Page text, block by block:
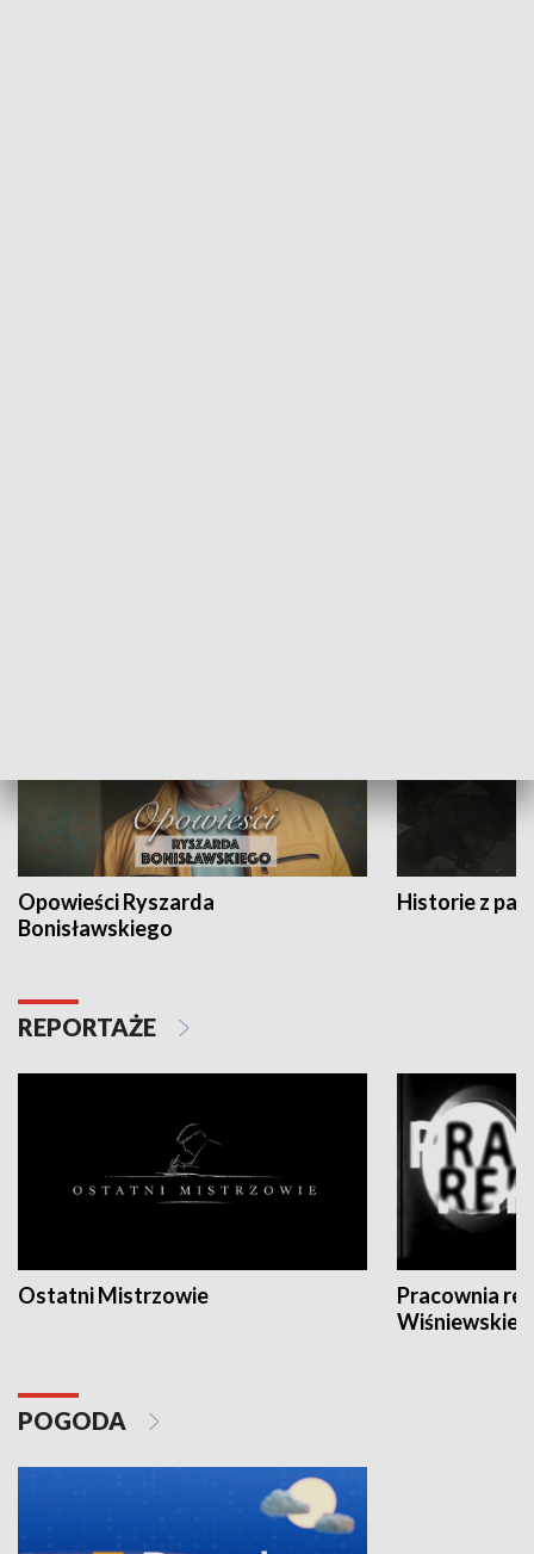
Opowieści Ryszarda
Bonisławskiego
Historie z
REPORTAŻE
Ostatni Mistrzowie
Pracownia
POGODA